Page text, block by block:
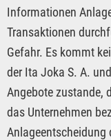
Informationen
Transaktionen
Gefahr. Es kommt
der Ita Joka S. A.
Angebote zustande,
das Unternehmen
Anlageentscheidung